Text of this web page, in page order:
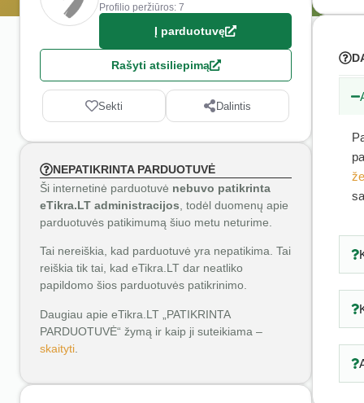
Profilio peržiūros: 7
Į parduotuvę
Rašyti atsiliepimą
Sekti Dalintis
NEPATIKRINTA PARDUOTUVĖ
Ši internetinė parduotuvė nebuvo patikrinta
eTikra.LT administracijos , todėl duomenų apie
parduotuvės patikimumą šiuo metu neturime.
Tai nereiškia, kad parduotuvė yra nepatikima. Tai
reiškia tik tai, kad eTikra.LT dar neatliko
papildomo šios parduotuvės patikrinimo.
Daugiau apie eTikra.LT „PATIKRINTA
PARDUOTUVĖ“ žymą ir kaip ji suteikiama –
skaityti